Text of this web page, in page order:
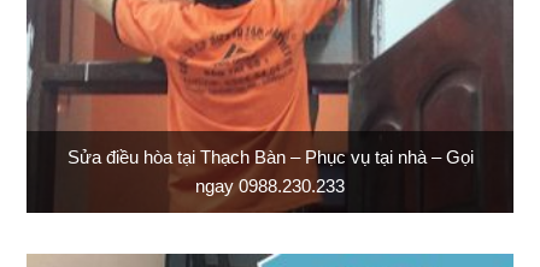
Sửa điều hòa tại Thạch Bàn – Phục vụ tại nhà – Gọi
ngay 0988.230.233